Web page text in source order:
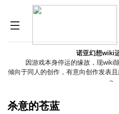
诺亚幻想wiki
因游戏本身停运的缘故，现wiki
倾向于同人的创作，有意向创作发表
~
杀意的苍蓝